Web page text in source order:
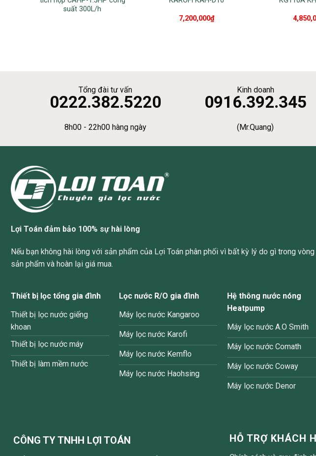
suất 300L/h
7,200,000₫
Tổng đài tư vấn
0222.382.5220
8h00 - 22h00 hàng ngày
Kinh doanh
0916.392.345
(Mr.Quang)
Lợi Toán đảm bảo 100% sự hài lòng
Nếu bạn không hài lòng với sản phẩm của Lợi Toán phân phối vì bất kỳ lý do gì trong
sản phẩm và hoàn lại giá mua.
Thiết bị lọc tổng gia đình
Thiết bị lọc nước giếng
khoan
Thiết bị lọc nước máy
Thiết bị làm mềm nước
Lọc nước R/O gia đình
Máy lọc nước Kangaroo
Máy lọc nước Karofi
Máy lọc nước Kemflo
Máy lọc nước Haohsing
Hệ thông nước nóng
Heatpump
Máy lọc nước A.O Smith
Máy lọc nước Comath
Máy lọc nước Coway
Máy lọc nước Denor
CÔNG TY TNHH LỢI TOÁN HỖ TRỢ KHÁCH